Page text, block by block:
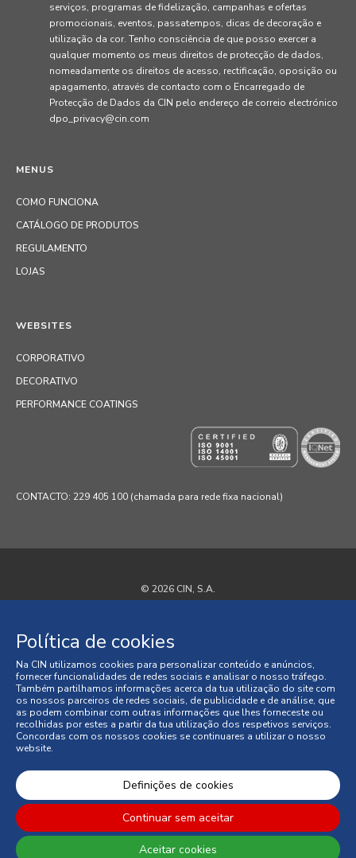
MENUS
COMO FUNCIONA
CATÁLOGO DE PRODUTOS
REGULAMENTO
LOJAS
serviços, programas de fidelização, campanhas e ofertas
promocionais, eventos, passatempos, dicas de decoração e
utilização da cor. Tenho consciência de que posso exercer a
qualquer momento os meus direitos de protecção de dados,
nomeadamente os direitos de acesso, rectificação, oposição ou
apagamento, através de contacto com o Encarregado de
Protecção de Dados da CIN pelo endereço de correio electrónico
dpo_privacy@cin.com
WEBSITES
CORPORATIVO
DECORATIVO
PERFORMANCE COATINGS
CONTACTO: 229 405 100 (chamada para rede fixa nacional)
© 2026 CIN, S.A.
Política de Privacidade
Política de Cookies
Faqs
Litígios de Consumo
Condições Gerais de Venda
Política de cookies
Na CIN utilizamos cookies para personalizar conteúdo e anúncios,
fornecer funcionalidades de redes sociais e analisar o nosso tráfego.
Também partilhamos informações acerca da tua utilização do site com
os nossos parceiros de redes sociais, de publicidade e de análise, que
as podem combinar com outras informações que lhes forneceste ou
recolhidas por estes a partir da tua utilização dos respetivos serviços.
Concordas com os nossos cookies se continuares a utilizar o nosso
website.
Definições de cookies
Continuar sem aceitar
Aceitar cookies